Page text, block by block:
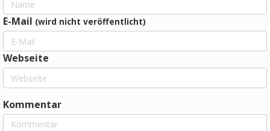
E-Mail (wird nicht veröffentlicht)
Webseite
Kommentar